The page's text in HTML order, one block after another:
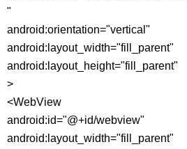
"
android:orientation="vertical"
android:layout_width="fill_parent"
android:layout_height="fill_parent"
>
<WebView
android:id="@+id/webview"
android:layout_width="fill_parent"